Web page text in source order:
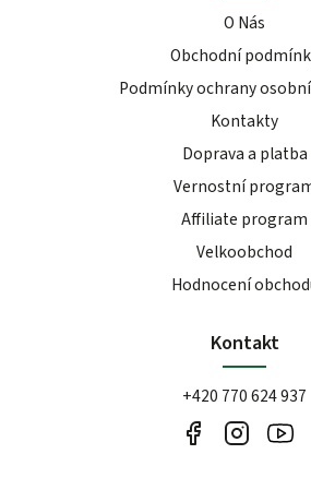
O Nás
Obchodní
Podmínky ochrany
Kontakty
Doprava a platba
Vernostní
Affiliate program
Velkoobchod
Hodnocení
Kontakt
+420 770 624 937